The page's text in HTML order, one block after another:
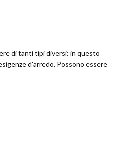
di tanti tipi diversi: in questo
d'arredo. Possono essere